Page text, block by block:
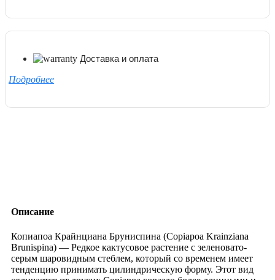
Доставка и оплата
Подробнее
Описание
Копиапоа Крайнциана Бруниспина (Copiapoa Krainziana
Brunispina) — Редкое кактусовое растение с зеленовато-
серым шаровидным стеблем, который со временем имеет
тенденцию принимать цилиндрическую форму. Этот вид